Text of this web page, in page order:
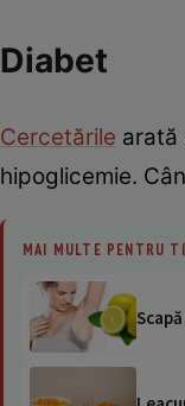
Diabet
Cercetările arată
hipoglicemie.
MAI MULTE PENTRU